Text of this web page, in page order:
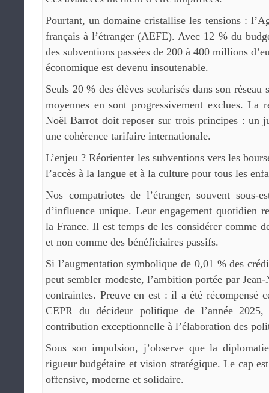
Pourtant, un domaine cristallise les tensions :
français à l’étranger (AEFE). Avec 12 % du
des subventions passées de 200 à 400 millions
économique est devenu insoutenable.
Seuls 20 % des élèves scolarisés dans son réseau
moyennes en sont progressivement exclues. La
Noël Barrot doit reposer sur trois principes : un
une cohérence tarifaire internationale.
L’enjeu ? Réorienter les subventions vers les
l’accès à la langue et à la culture pour tous les
Nos compatriotes de l’étranger, souvent sous-
d’influence unique. Leur engagement quotidien
la France. Il est temps de les considérer comme
et non comme des bénéficiaires passifs.
Si l’augmentation symbolique de 0,01 % des
peut sembler modeste, l’ambition portée par
contraintes. Preuve en est : il a été récompensé
CEPR du décideur politique de l’année 2025,
contribution exceptionnelle à l’élaboration des
Sous son impulsion, j’observe que la
rigueur budgétaire et vision stratégique. Le cap
offensive, moderne et solidaire.